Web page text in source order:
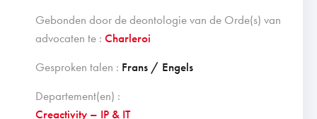
Gebonden door de deontologie van de Orde(s) van
advocaten te : Charleroi
Gesproken talen : Frans / Engels
Departement(en) :
Creactivity – IP & IT